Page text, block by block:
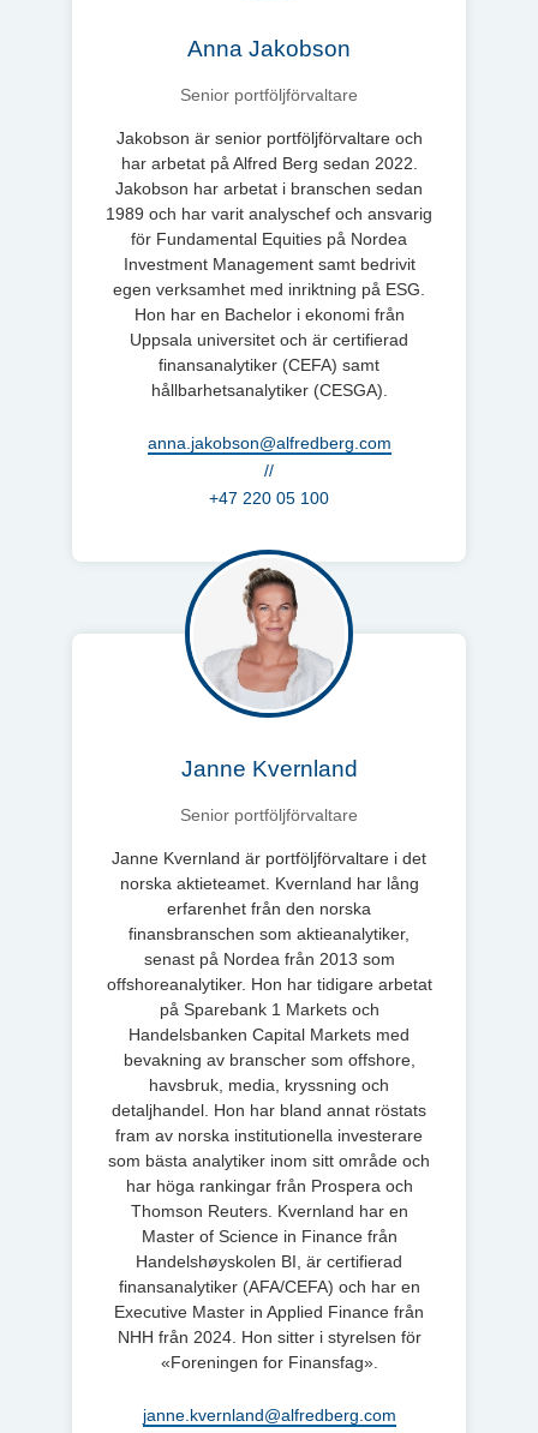
Anna Jakobson
Senior portföljförvaltare
Jakobson är senior portföljförvaltare och
har arbetat på Alfred Berg sedan 2022.
Jakobson har arbetat i branschen sedan
1989 och har varit analyschef och ansvarig
för Fundamental Equities på Nordea
Investment Management samt bedrivit
egen verksamhet med inriktning på ESG.
Hon har en Bachelor i ekonomi från
Uppsala universitet och är certifierad
finansanalytiker (CEFA) samt
hållbarhetsanalytiker (CESGA).
anna.jakobson@alfredberg.com
//
+47 220 05 100
Janne Kvernland
Senior portföljförvaltare
Janne Kvernland är portföljförvaltare i det
norska aktieteamet. Kvernland har lång
erfarenhet från den norska
finansbranschen som aktieanalytiker,
senast på Nordea från 2013 som
offshoreanalytiker. Hon har tidigare arbetat
på Sparebank 1 Markets och
Handelsbanken Capital Markets med
bevakning av branscher som offshore,
havsbruk, media, kryssning och
detaljhandel. Hon har bland annat röstats
fram av norska institutionella investerare
som bästa analytiker inom sitt område och
har höga rankingar från Prospera och
Thomson Reuters. Kvernland har en
Master of Science in Finance från
Handelshøyskolen BI, är certifierad
finansanalytiker (AFA/CEFA) och har en
Executive Master in Applied Finance från
NHH från 2024. Hon sitter i styrelsen för
«Foreningen for Finansfag».
janne.kvernland@alfredberg.com